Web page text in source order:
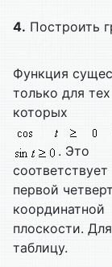
4. Построить
Функция
только для тех
которых
. Это
соответствует
первой
координатной
плоскости.
таблицу.